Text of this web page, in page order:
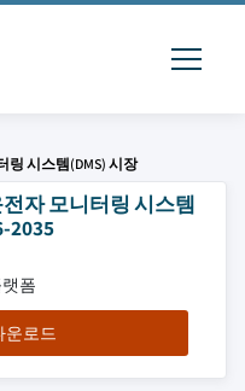
링 시스템(DMS) 시장
자 모니터링 시스템
2035
폼
운로드